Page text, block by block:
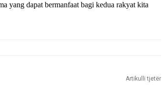
yang dapat bermanfaat bagi kedua rakyat kita
Artikulli tjetër